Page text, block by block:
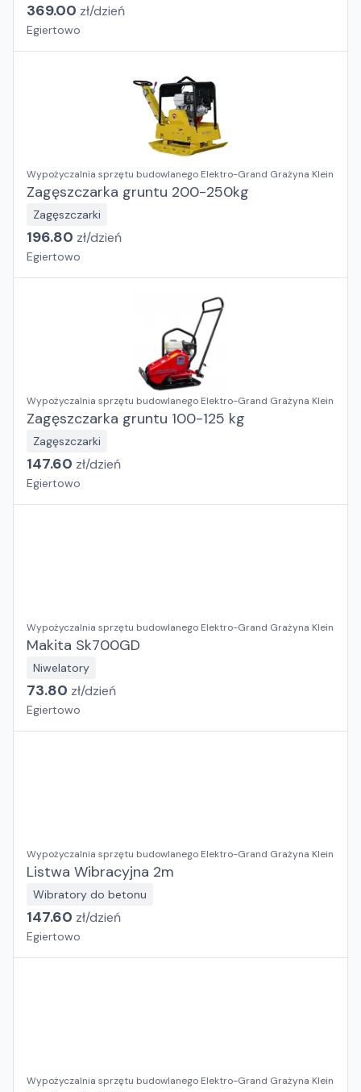
369.00 zł/dzień
Egiertowo
Wypożyczalnia sprzętu budowlanego Elektro-Grand Grażyna Klein
Zagęszczarka gruntu 200-250kg
Zagęszczarki
196.80 zł/dzień
Egiertowo
Wypożyczalnia sprzętu budowlanego Elektro-Grand Grażyna Klein
Zagęszczarka gruntu 100-125 kg
Zagęszczarki
147.60 zł/dzień
Egiertowo
Wypożyczalnia sprzętu budowlanego Elektro-Grand Grażyna Klein
Makita Sk700GD
Niwelatory
73.80 zł/dzień
Egiertowo
Wypożyczalnia sprzętu budowlanego Elektro-Grand Grażyna Klein
Listwa Wibracyjna 2m
Wibratory do betonu
147.60 zł/dzień
Egiertowo
Wypożyczalnia sprzętu budowlanego Elektro-Grand Grażyna Klein